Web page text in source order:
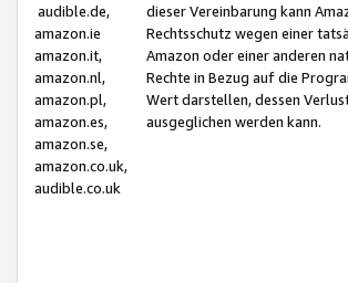
audible.de,
amazon.ie
amazon.it,
amazon.nl,
amazon.pl,
amazon.es,
amazon.se,
amazon.co.uk,
audible.co.uk
dieser Vereinbarung kann
Rechtsschutz wegen einer
Amazon oder einer anderen
Rechte in Bezug auf die
Wert darstellen, dessen
ausgeglichen werden kann.